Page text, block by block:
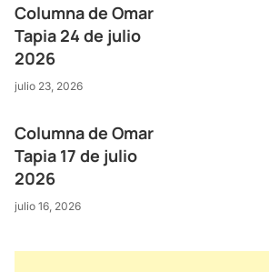
Columna de Omar
Tapia 24 de julio
2026
julio 23, 2026
Columna de Omar
Tapia 17 de julio
2026
julio 16, 2026